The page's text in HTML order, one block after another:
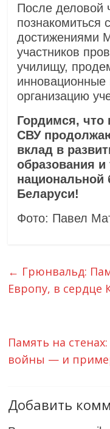
После деловой
познакомиться
достижениями
участников
училищу,
организацию
Гордимся, что
СВУ
вклад в
образования и
национальной
Беларуси!
Фото: Павел
← Грюнвальд:
Европу, в сердце
Память на
войны — и
Добавить